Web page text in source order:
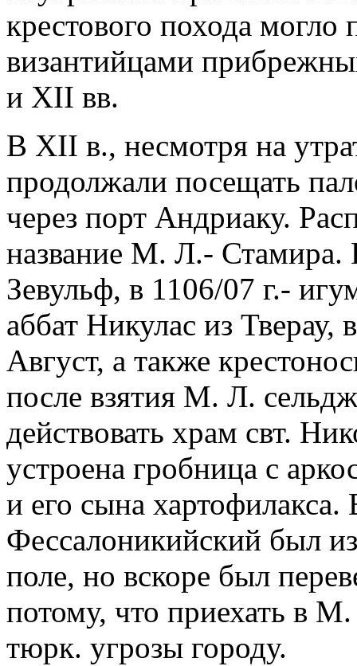
крестового похода могло
византийцами
и XII вв.
В XII в., несмотря на
продолжали посещать
через порт Андриаку.
название М. Л.- Стамира.
Зевульф, в 1106/07 г.-
аббат Никулас из
Август, а также
после взятия М. Л.
действовать храм свт.
устроена гробница с
и его сына
Фессалоникийский был
поле, но вскоре был
потому, что приехать в
тюрк. угрозы городу.